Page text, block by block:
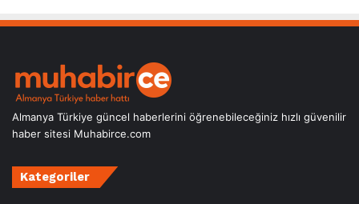
Almanya Türkiye güncel haberlerini öğrenebileceğiniz hızlı güvenilir
haber sitesi Muhabirce.com
Kategoriler